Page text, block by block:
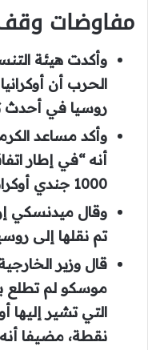
مفاوضات وقف
وأكدت هيئة
الحرب أن
روسيا في أحدث
وأكد مساعد
أنه “في إطار
1000 جندي أوكراني إلى أوكرانيا”.
تم نقلها إلى
قال وزير
موسكو لم تطلع
نقطة، مضيفا أنه